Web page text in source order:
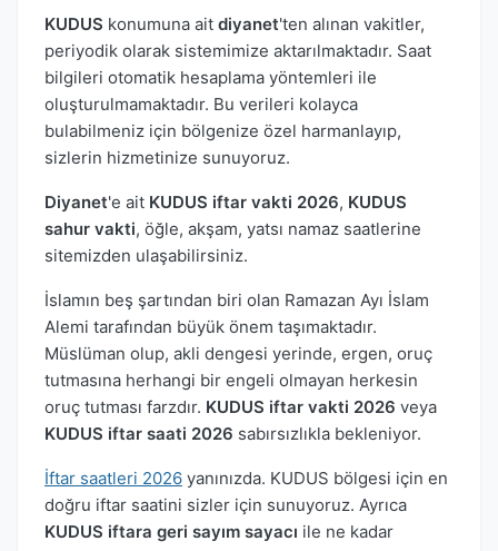
KUDUS konumuna ait diyanet'ten alınan vakitler,
periyodik olarak sistemimize aktarılmaktadır. Saat
bilgileri otomatik hesaplama yöntemleri ile
oluşturulmamaktadır. Bu verileri kolayca
bulabilmeniz için bölgenize özel harmanlayıp,
sizlerin hizmetinize sunuyoruz.
Diyanet'e ait KUDUS iftar vakti 2026, KUDUS
sahur vakti, öğle, akşam, yatsı namaz saatlerine
sitemizden ulaşabilirsiniz.
İslamın beş şartından biri olan Ramazan Ayı İslam
Alemi tarafından büyük önem taşımaktadır.
Müslüman olup, akli dengesi yerinde, ergen, oruç
tutmasına herhangi bir engeli olmayan herkesin
oruç tutması farzdır. KUDUS iftar vakti 2026 veya
KUDUS iftar saati 2026 sabırsızlıkla bekleniyor.
İftar saatleri 2026 yanınızda. KUDUS bölgesi için en
doğru iftar saatini sizler için sunuyoruz. Ayrıca
KUDUS iftara geri sayım sayacı ile ne kadar